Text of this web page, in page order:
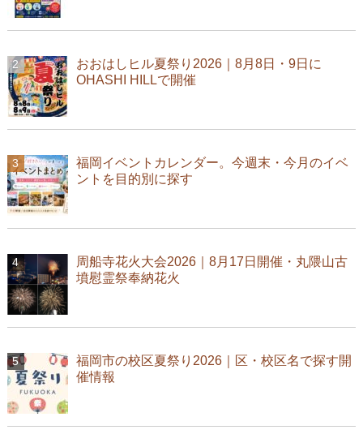
おおはしヒル夏祭り2026｜8月8日・9日に
OHASHI HILLで開催
福岡イベントカレンダー。今週末・今月のイベ
ントを目的別に探す
周船寺花火大会2026｜8月17日開催・丸隈山古
墳慰霊祭奉納花火
福岡市の校区夏祭り2026｜区・校区名で探す開
催情報